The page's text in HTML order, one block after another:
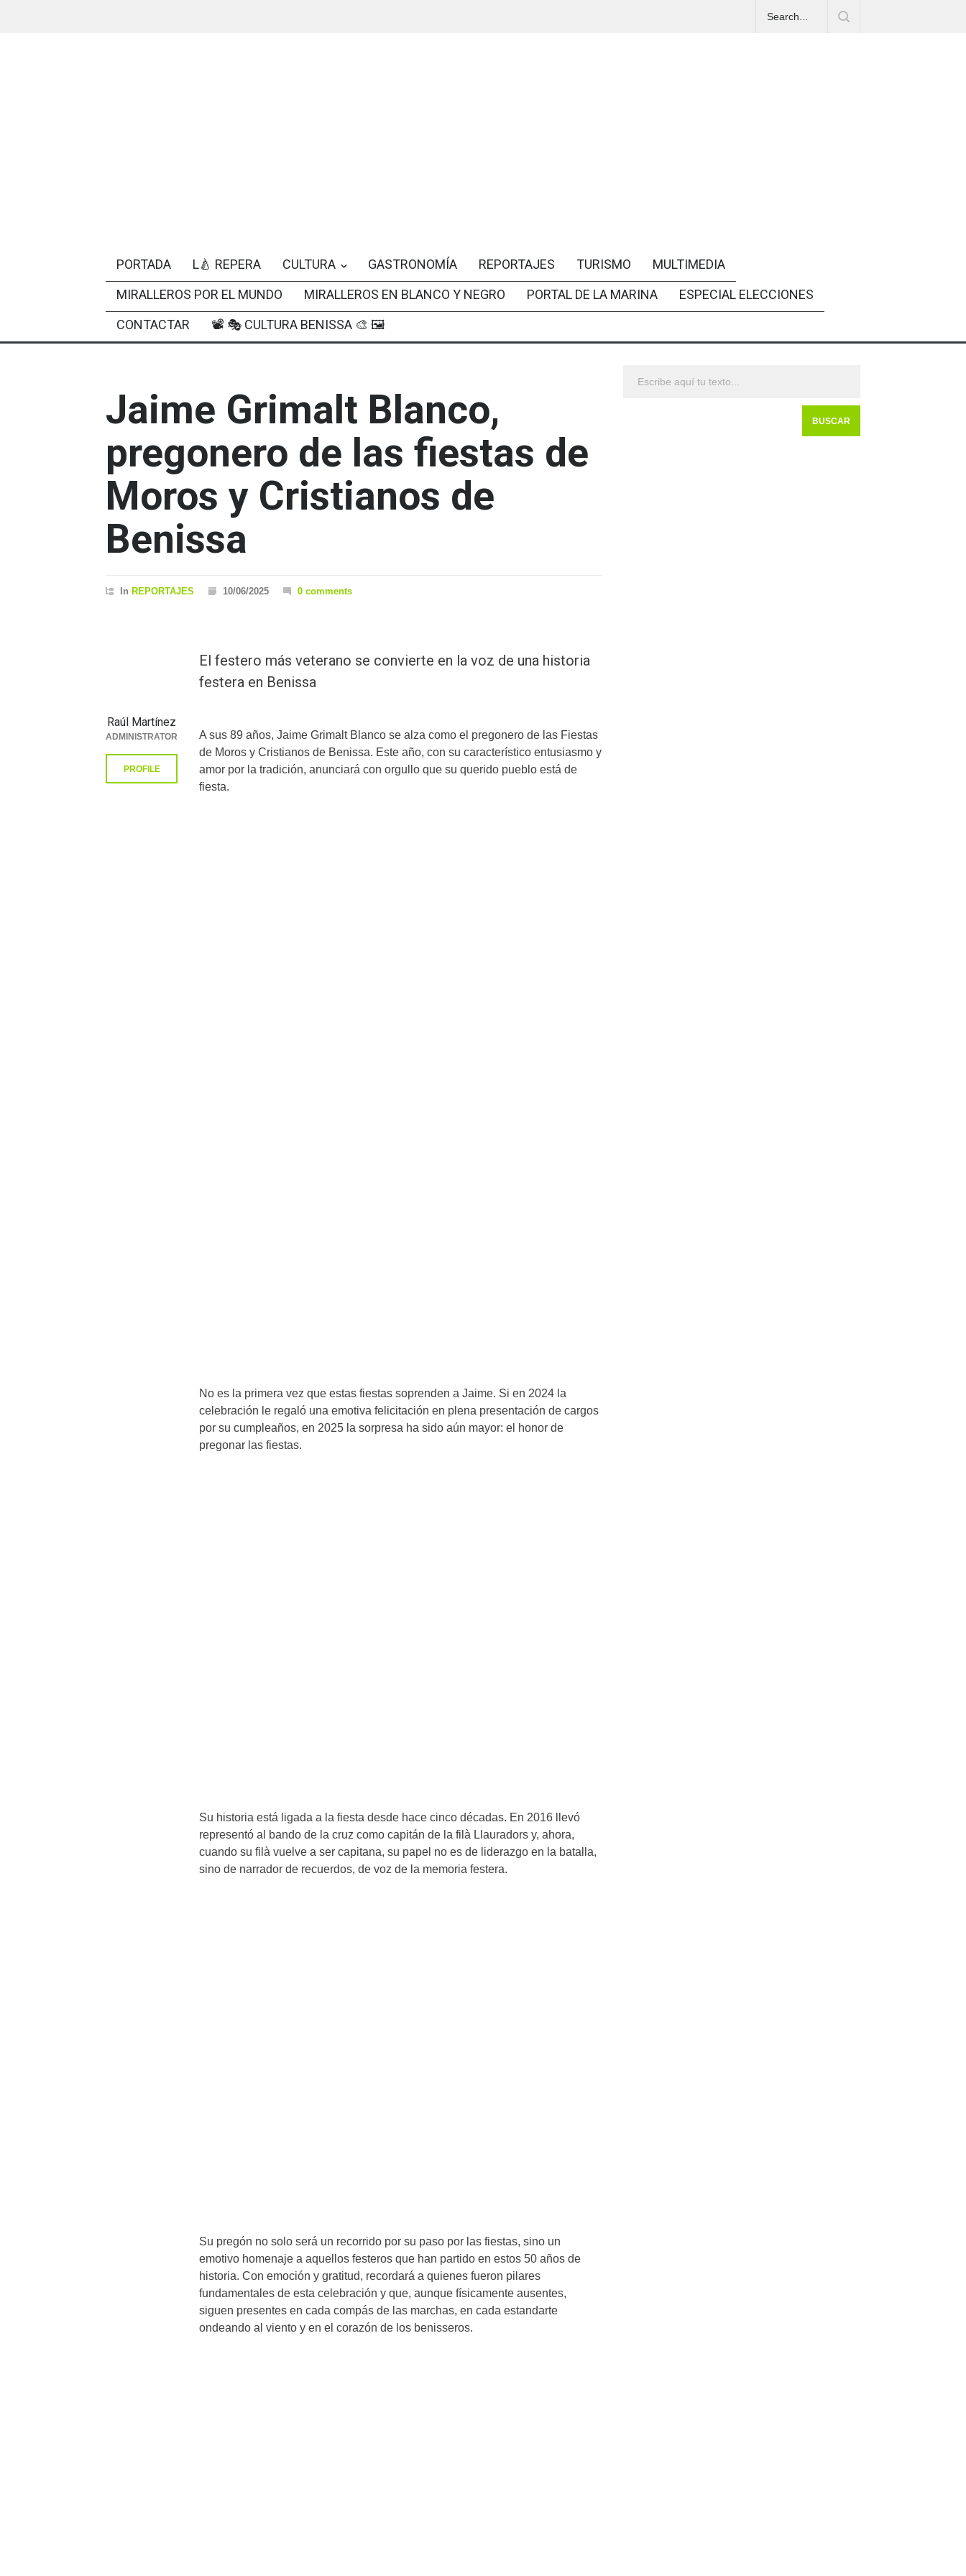
PORTADA L🍐 REPERA CULTURA GASTRONOMÍA REPORTAJES TURISMO
MULTIMEDIA
MIRALLEROS POR EL MUNDO
MIRALLEROS EN BLANCO Y NEGRO PORTAL DE LA MARINA
ESPECIAL ELECCIONES
CONTACTAR
📽 🎭 CULTURA BENISSA 🎨 🖼
Jaime Grimalt Blanco,
pregonero de las fiestas de
Moros y Cristianos de
Benissa
In REPORTAJES 10/06/2025 0 comments
El festero más veterano se convierte en la voz de una historia
festera en Benissa
A sus 89 años, Jaime Grimalt Blanco se alza como el pregonero de las Fiestas
de Moros y Cristianos de Benissa. Este año, con su característico entusiasmo y
amor por la tradición, anunciará con orgullo que su querido pueblo está de
fiesta.
No es la primera vez que estas fiestas soprenden a Jaime. Si en 2024 la
celebración le regaló una emotiva felicitación en plena presentación de cargos
por su cumpleaños, en 2025 la sorpresa ha sido aún mayor: el honor de
pregonar las fiestas.
Su historia está ligada a la fiesta desde hace cinco décadas. En 2016 llevó
representó al bando de la cruz como capitán de la filà Llauradors y, ahora,
cuando su filà vuelve a ser capitana, su papel no es de liderazgo en la batalla,
sino de narrador de recuerdos, de voz de la memoria festera.
Su pregón no solo será un recorrido por su paso por las fiestas, sino un
emotivo homenaje a aquellos festeros que han partido en estos 50 años de
historia. Con emoción y gratitud, recordará a quienes fueron pilares
fundamentales de esta celebración y que, aunque físicamente ausentes,
siguen presentes en cada compás de las marchas, en cada estandarte
ondeando al viento y en el corazón de los benisseros.
Raúl Martínez
ADMINISTRATOR
PROFILE